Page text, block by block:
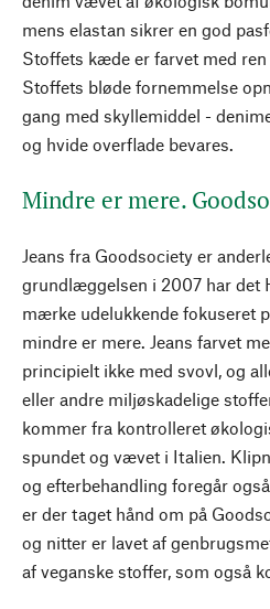
mens elastan sikrer en god
Stoffets kæde er farvet med
Stoffets bløde fornemmelse
gang med skyllemiddel -
og hvide overflade bevares.
Mindre er mere.
Jeans fra Goodsociety er
grundlæggelsen i 2007 har det
mærke udelukkende fokuseret
mindre er mere. Jeans farvet
principielt ikke med svovl, og
eller andre miljøskadelige
kommer fra kontrolleret
spundet og vævet i Italien.
og efterbehandling foregår
er der taget hånd om på
og nitter er lavet af
af veganske stoffer, som også